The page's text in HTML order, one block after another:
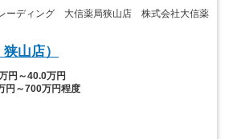
ーディング 大信薬局狭山店 株式会社大信薬
山店）
円～40.0万円
円～700万円程度